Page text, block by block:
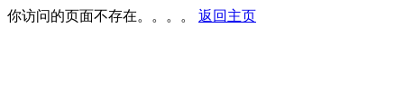
你访问的页面不存在。。。。 返回主页